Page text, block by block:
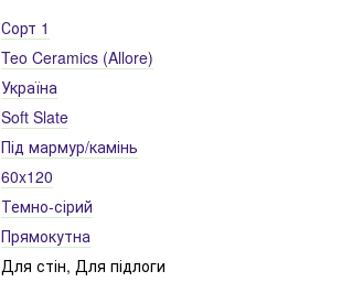
Сорт 1
Teo Ceramics (Allore)
Україна
Soft Slate
Під мармур/камінь
60x120
Темно-сірий
Прямокутна
Для стін, Для підлоги